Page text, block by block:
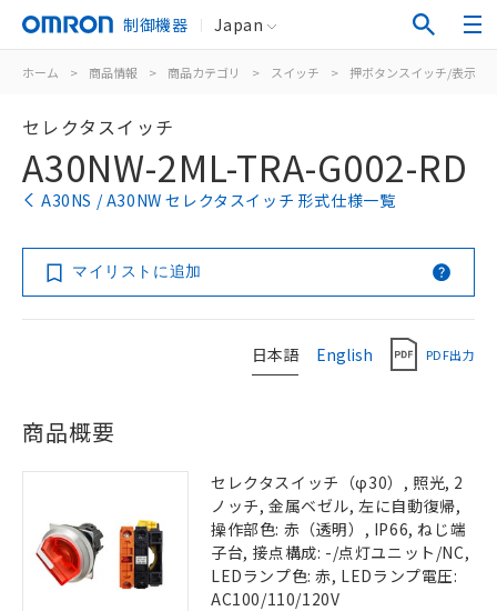
制御機器 Japan
ホーム > 商品情報 > 商品カテゴリ > スイッチ > 押ボタンスイッチ/表示灯
セレクタスイッチ
A30NW-2ML-TRA-G002-RD
A30NS / A30NW セレクタスイッチ 形式仕様一覧
マイリストに追加
日本語 English PDF出力
商品概要
セレクタスイッチ（φ30）, 照光, 2
ノッチ, 金属ベゼル, 左に自動復帰,
操作部色: 赤（透明）, IP66, ねじ端
子台, 接点構成: -/点灯ユニット/NC,
LEDランプ色: 赤, LEDランプ電圧:
AC100/110/120V